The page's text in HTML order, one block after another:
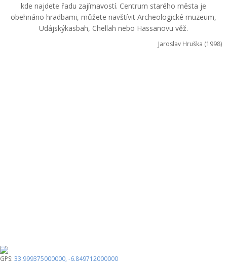
kde najdete řadu zajímavostí. Centrum starého města je
obehnáno hradbami, můžete navštívit Archeologické muzeum,
Udájskýkasbah, Chellah nebo Hassanovu věž.
Jaroslav Hruška (1998)
GPS: 33.999375000000, -6.849712000000